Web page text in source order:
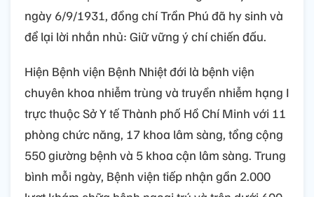
ngày 6/9/1931, đồng chí Trần Phú đã hy sinh và
để lại lời nhắn nhủ: Giữ vững ý chí chiến đấu.
Hiện Bệnh viện Bệnh Nhiệt đới là bệnh viện
chuyên khoa nhiễm trùng và truyền nhiễm hạng I
trực thuộc Sở Y tế Thành phố Hồ Chí Minh với 11
phòng chức năng, 17 khoa lâm sàng, tổng cộng
550 giường bệnh và 5 khoa cận lâm sàng. Trung
bình mỗi ngày, Bệnh viện tiếp nhận gần 2.000